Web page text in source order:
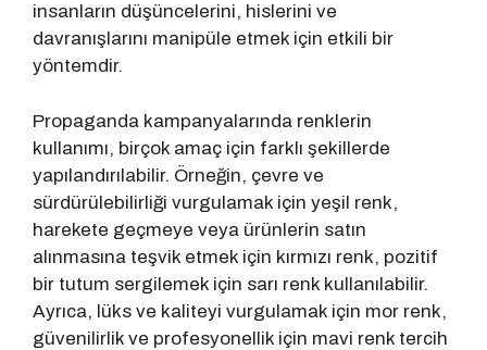
insanların düşüncelerini, hislerini ve
davranışlarını manipüle etmek için etkili bir
yöntemdir.
Propaganda kampanyalarında renklerin
kullanımı, birçok amaç için farklı şekillerde
yapılandırılabilir. Örneğin, çevre ve
sürdürülebilirliği vurgulamak için yeşil renk,
harekete geçmeye veya ürünlerin satın
alınmasına teşvik etmek için kırmızı renk, pozitif
bir tutum sergilemek için sarı renk kullanılabilir.
Ayrıca, lüks ve kaliteyi vurgulamak için mor renk,
güvenilirlik ve profesyonellik için mavi renk tercih